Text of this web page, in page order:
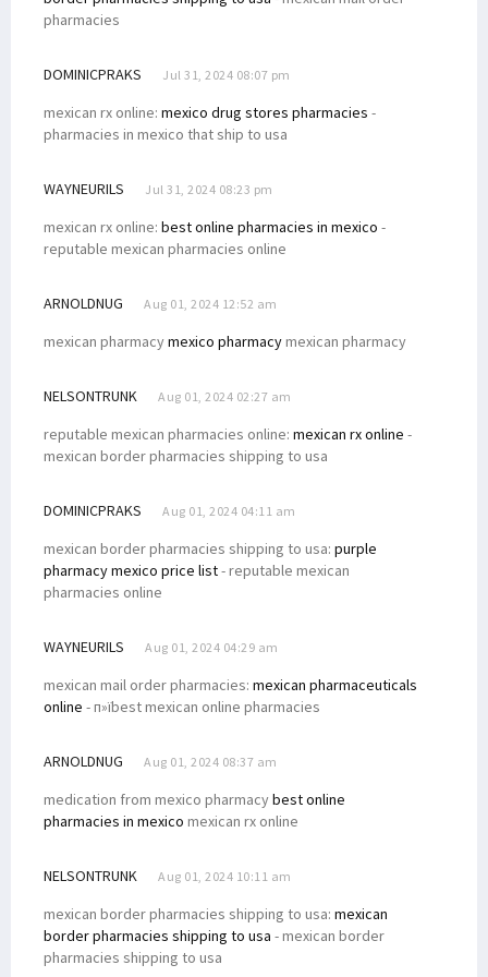
pharmacies
DOMINICPRAKS Jul 31, 2024 08:07 pm
mexican rx online: mexico drug stores pharmacies -
pharmacies in mexico that ship to usa
WAYNEURILS Jul 31, 2024 08:23 pm
mexican rx online: best online pharmacies in mexico -
reputable mexican pharmacies online
ARNOLDNUG Aug 01, 2024 12:52 am
mexican pharmacymexico pharmacymexican pharmacy
NELSONTRUNK Aug 01, 2024 02:27 am
reputable mexican pharmacies online: mexican rx online -
mexican border pharmacies shipping to usa
DOMINICPRAKS Aug 01, 2024 04:11 am
mexican border pharmacies shipping to usa: purple
pharmacy mexico price list- reputable mexican
pharmacies online
WAYNEURILS Aug 01, 2024 04:29 am
mexican mail order pharmacies: mexican pharmaceuticals
online - п»їbest mexican online pharmacies
ARNOLDNUG Aug 01, 2024 08:37 am
medication from mexico pharmacybest online
pharmacies in mexico mexican rx online
NELSONTRUNK Aug 01, 2024 10:11 am
mexican border pharmacies shipping to usa: mexican
border pharmacies shipping to usa - mexican border
pharmacies shipping to usa